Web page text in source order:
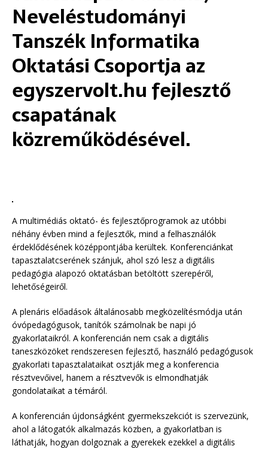
Neveléstudományi
Tanszék Informatika
Oktatási Csoportja az
egyszervolt.hu fejlesztő
csapatának
közreműködésével.
A multimédiás oktató- és fejlesztőprogramok az utóbbi
néhány évben mind a fejlesztők, mind a felhasználók
érdeklődésének középpontjába kerültek. Konferenciánkat
tapasztalatcserének szánjuk, ahol szó lesz a digitális
pedagógia alapozó oktatásban betöltött szerepéről,
lehetőségeiről.
A plenáris előadások általánosabb megközelítésmódja után
óvópedagógusok, tanítók számolnak be napi jó
gyakorlataikról. A konferencián nem csak a digitális
taneszközöket rendszeresen fejlesztő, használó pedagógusok
gyakorlati tapasztalataikat osztják meg a konferencia
résztvevőivel, hanem a résztvevők is elmondhatják
gondolataikat a témáról.
A konferencián újdonságként gyermekszekciót is szervezünk,
ahol a látogatók alkalmazás közben, a gyakorlatban is
láthatják, hogyan dolgoznak a gyerekek ezekkel a digitális